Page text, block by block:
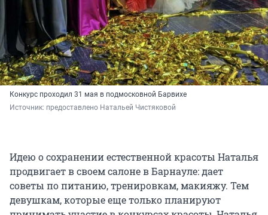
Конкурс проходил 31 мая в подмосковной Барвихе
Источник: предоставлено Натальей Чистяковой
Идею о сохранении естественной красоты Наталья
продвигает в своем салоне в Барнауле: дает
советы по питанию, тренировкам, макияжу. Тем
девушкам, которые еще только планируют